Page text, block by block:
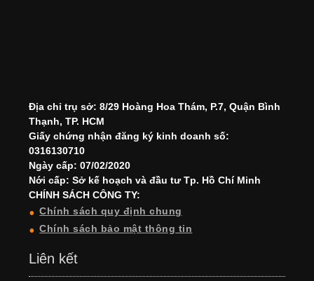
Địa chỉ trụ sở: 8/29 Hoàng Hoa Thám, P.7, Quận Bình
Thạnh, TP. HCM
Giấy chứng nhận đăng ký kinh doanh số:
0316130710
Ngày cấp: 07/02/2020
Nới cấp: Sở kế hoạch và đầu tư Tp. Hồ Chí Minh
CHÍNH SÁCH CÔNG TY:
Chính sách quy định chung
Chính sách bảo mật thông tin
Liên kết